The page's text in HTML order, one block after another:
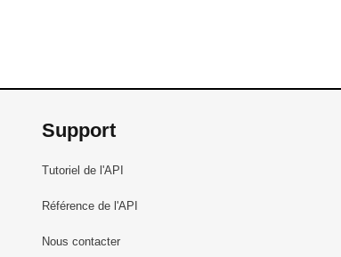
Support
Tutoriel de l'API
Référence de l'API
Nous contacter